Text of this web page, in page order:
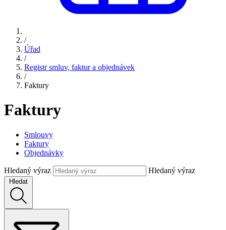
/
Úřad
/
Registr smluv, faktur a objednávek
/
Faktury
Faktury
Smlouvy
Faktury
Objednávky
Hledaný výraz Hledaný výraz
Hledat